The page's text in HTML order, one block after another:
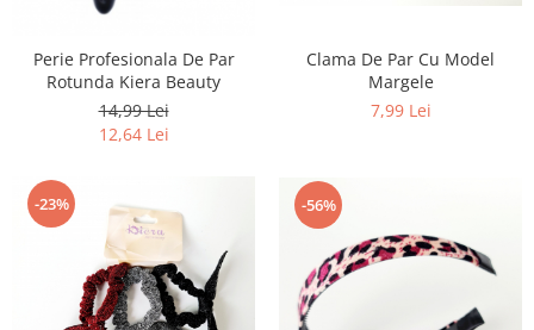
Perie Profesionala De Par
Rotunda Kiera Beauty
14,99 Lei
12,64 Lei
Clama De Par Cu Model
Margele
7,99 Lei
-23% -56%